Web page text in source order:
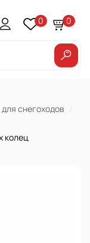
0 0
снегоходов
колец